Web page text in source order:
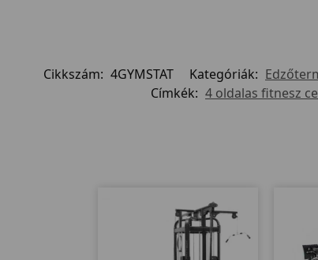
Cikkszám: 4GYMSTAT Kategóriák:
Címkék: 4 oldalas fitnesz